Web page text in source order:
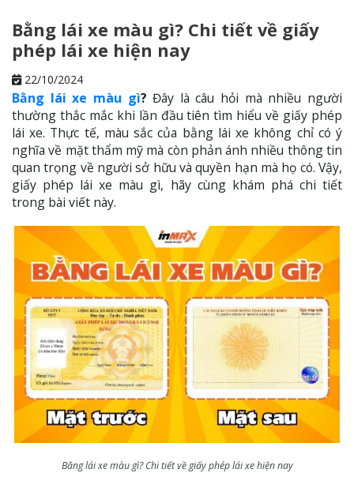
Bằng lái xe màu gì? Chi tiết về giấy
phép lái xe hiện nay
22/10/2024
Bằng lái xe màu gì? Đây là câu hỏi mà nhiều người
thường thắc mắc khi lần đầu tiên tìm hiểu về giấy phép
lái xe. Thực tế, màu sắc của bằng lái xe không chỉ có ý
nghĩa về mặt thẩm mỹ mà còn phản ánh nhiều thông tin
quan trọng về người sở hữu và quyền hạn mà họ có. Vậy,
giấy phép lái xe màu gì, hãy cùng khám phá chi tiết
trong bài viết này.
Bằng lái xe màu gì? Chi tiết về giấy phép lái xe hiện nay